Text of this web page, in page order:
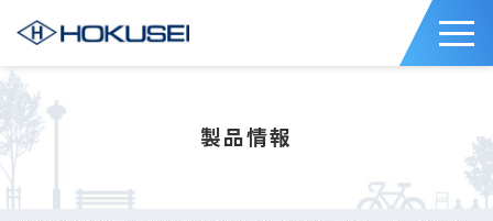
製品情報